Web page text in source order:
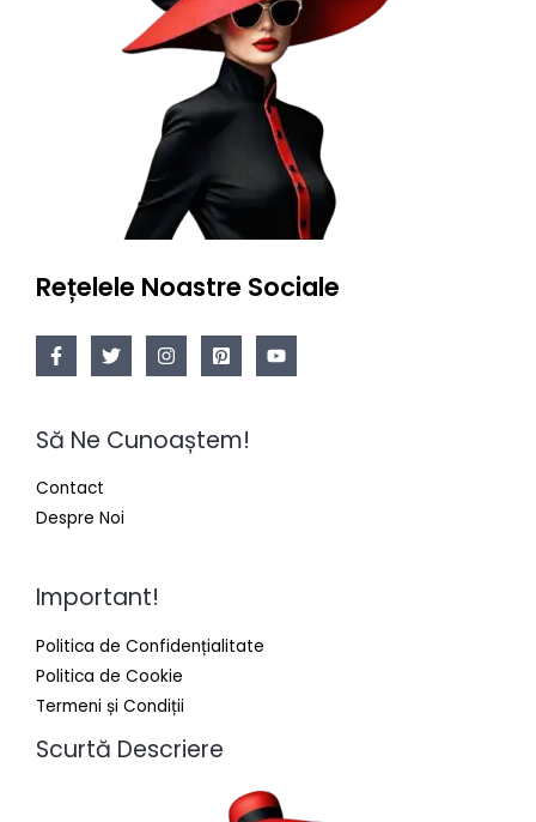
Rețelele Noastre Sociale
Să Ne Cunoaștem!
Contact
Despre Noi
Important!
Politica de Confidențialitate
Politica de Cookie
Termeni și Condiții
Scurtă Descriere